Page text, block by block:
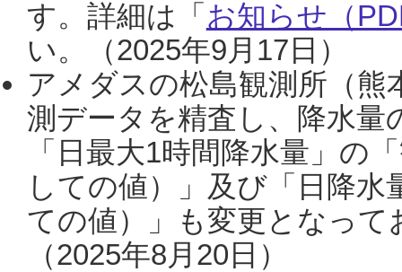
す。詳細は「 お知らせ（
い。（2025年9月17日）
アメダスの松島観測所（熊
測データを精査し、降水
「日最大1時間降水量」の
しての値）」及び「日降
ての値）」も変更となっ
（2025年8月20日）